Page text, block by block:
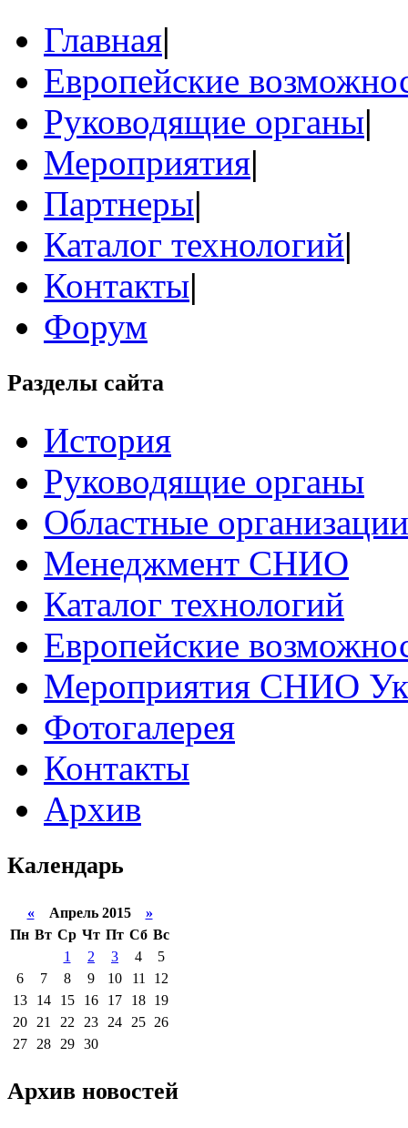
Главная|
Европейские
Руководящие органы|
Мероприятия|
Партнеры|
Каталог технологий|
Контакты|
Форум
Разделы сайта
История
Руководящие органы
Областные организации
Менеджмент СНИО
Каталог технологий
Европейские
Мероприятия СНИО
Фотогалерея
Контакты
Архив
Календарь
«Апрель 2015 »
Пн Вт Ср Чт Пт Сб Вс
1
2 3 4
5
6
7 8 9 10 11
12
13
14 15 16 17 18 19
20
21 22 23 24 25 26
27
28 29 30
Архив новостей